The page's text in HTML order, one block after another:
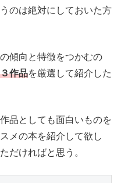
のは絶対にしておいた方
傾向と特徴をつかむの
作品を厳選して紹介した
品としても面白いものを
メの本を紹介して欲し
だければと思う。